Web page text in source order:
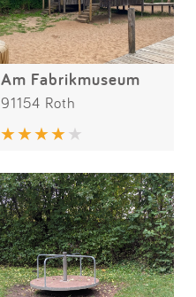
Am Fabrikmuseum
91154 Roth